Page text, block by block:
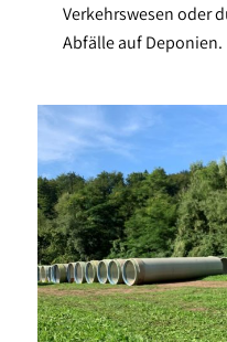
Verkehrswesen oder
Abfälle auf Deponien.